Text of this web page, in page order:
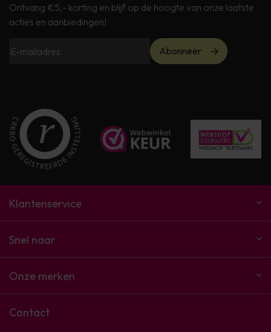
Ontvang €5,- korting en blijf op de hoogte van onze laatste
acties en aanbiedingen!
Abonneer
Klantenservice
Snel naar
Onze merken
Contact